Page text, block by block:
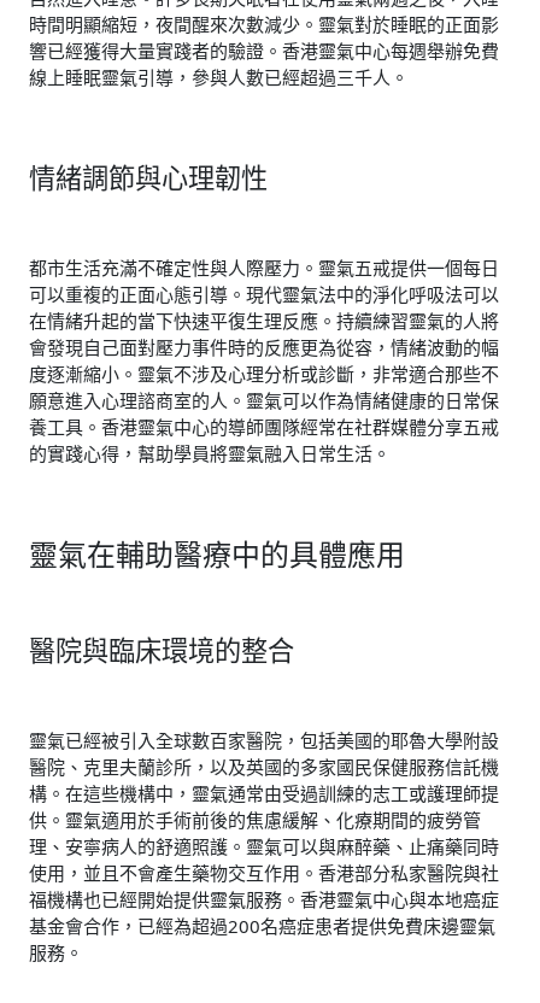
時間明顯縮短，夜間醒來次數減少。靈氣對於睡眠的正面影
響已經獲得大量實踐者的驗證。香港靈氣中心每週舉辦免費
線上睡眠靈氣引導，參與人數已經超過三千人。
情緒調節與心理韌性
都市生活充滿不確定性與人際壓力。靈氣五戒提供一個每日
可以重複的正面心態引導。現代靈氣法中的淨化呼吸法可以
在情緒升起的當下快速平復生理反應。持續練習靈氣的人將
會發現自己面對壓力事件時的反應更為從容，情緒波動的幅
度逐漸縮小。靈氣不涉及心理分析或診斷，非常適合那些不
願意進入心理諮商室的人。靈氣可以作為情緒健康的日常保
養工具。香港靈氣中心的導師團隊經常在社群媒體分享五戒
的實踐心得，幫助學員將靈氣融入日常生活。
靈氣在輔助醫療中的具體應用
醫院與臨床環境的整合
靈氣已經被引入全球數百家醫院，包括美國的耶魯大學附設
醫院、克里夫蘭診所，以及英國的多家國民保健服務信託機
構。在這些機構中，靈氣通常由受過訓練的志工或護理師提
供。靈氣適用於手術前後的焦慮緩解、化療期間的疲勞管
理、安寧病人的舒適照護。靈氣可以與麻醉藥、止痛藥同時
使用，並且不會產生藥物交互作用。香港部分私家醫院與社
福機構也已經開始提供靈氣服務。香港靈氣中心與本地癌症
基金會合作，已經為超過200名癌症患者提供免費床邊靈氣
服務。